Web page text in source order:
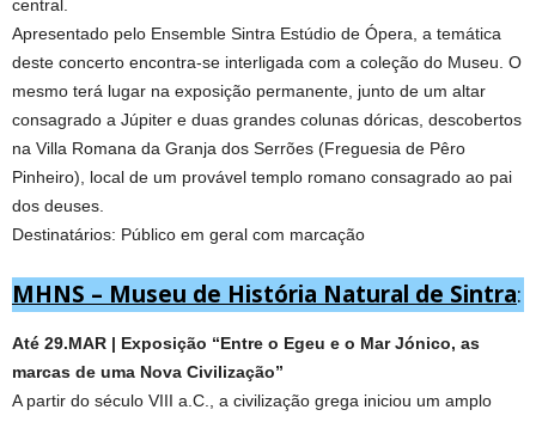
central.
Apresentado pelo Ensemble Sintra Estúdio de Ópera, a temática
deste concerto encontra-se interligada com a coleção do Museu. O
mesmo terá lugar na exposição permanente, junto de um altar
consagrado a Júpiter e duas grandes colunas dóricas, descobertos
na Villa Romana da Granja dos Serrões (Freguesia de Pêro
Pinheiro), local de um provável templo romano consagrado ao pai
dos deuses.
Destinatários: Público em geral com marcação
MHNS – Museu de História Natural de Sintra:
Até 29.MAR | Exposição “Entre o Egeu e o Mar Jónico, as
marcas de uma Nova Civilização”
A partir do século VIII a.C., a civilização grega iniciou um amplo